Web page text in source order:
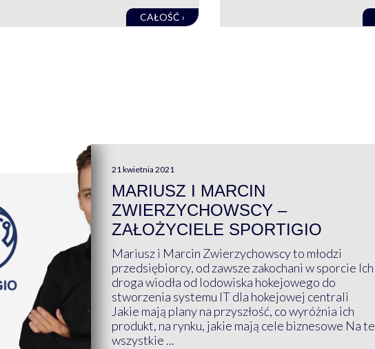
CAŁOŚĆ ›
21 kwietnia 2021
MARIUSZ I MARCIN
ZWIERZYCHOWSCY –
ZAŁOŻYCIELE SPORTIGIO
Mariusz i Marcin Zwierzychowscy to młodzi
przedsiębiorcy, od zawsze zakochani w sporcie Ich
droga wiodła od lodowiska hokejowego do
stworzenia systemu IT dla hokejowej centrali
Jakie mają plany na przyszłość, co wyróżnia ich
produkt, na rynku, jakie mają cele biznesowe Na te
wszystkie ...